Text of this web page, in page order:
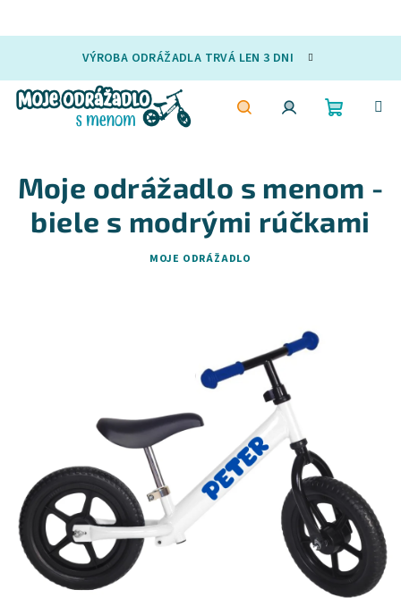
obsah
VÝROBA ODRÁŽADLA TRVÁ LEN 3 DNI
košík
Moje odrážadlo s menom -
biele s modrými rúčkami
MOJE ODRÁŽADLO